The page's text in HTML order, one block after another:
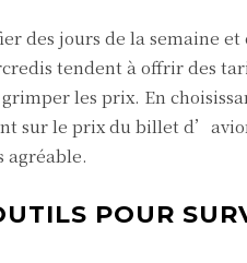
des jours de la semaine
tendent à offrir des
les prix. En
sur le prix du billet
agréable.
POUR